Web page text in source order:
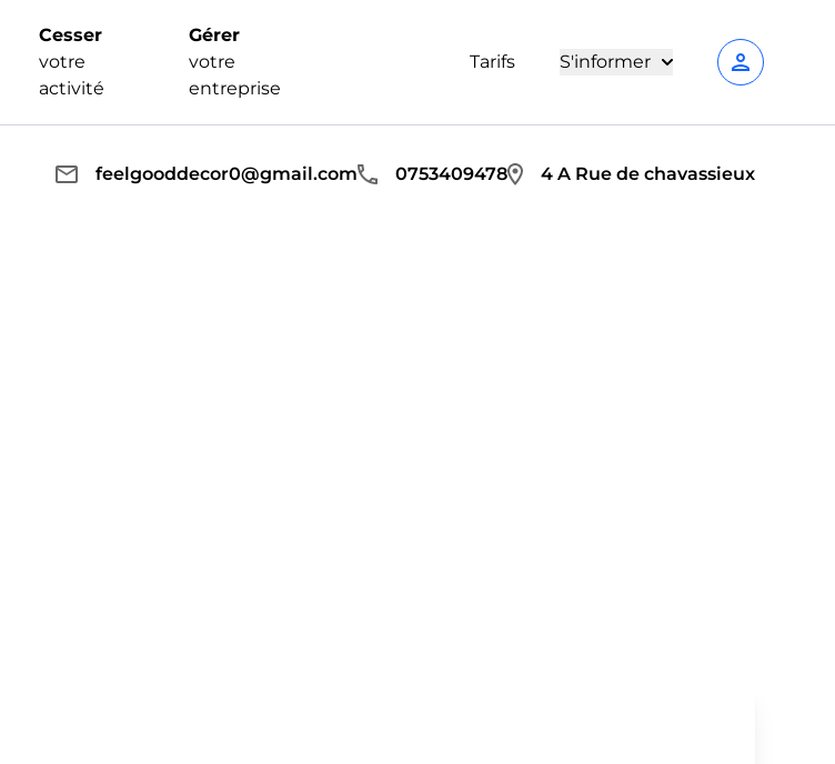
Cesser
votre
activité
Gérer
votre
entreprise
Tarifs S'informer person
feelgooddecor0@gmail.com 0753409478 4 A Rue de chavassieux